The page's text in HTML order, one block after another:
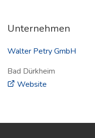
Unternehmen
Walter Petry GmbH
Bad Dürkheim
Website